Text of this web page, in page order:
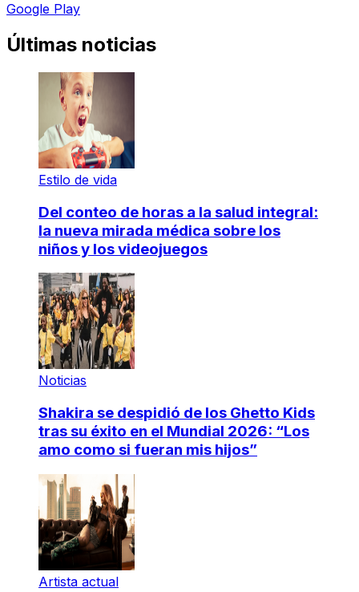
Google Play
Últimas noticias
Estilo de vida
Del conteo de horas a la salud integral:
la nueva mirada médica sobre los
niños y los videojuegos
Noticias
Shakira se despidió de los Ghetto Kids
tras su éxito en el Mundial 2026: “Los
amo como si fueran mis hijos”
Artista actual